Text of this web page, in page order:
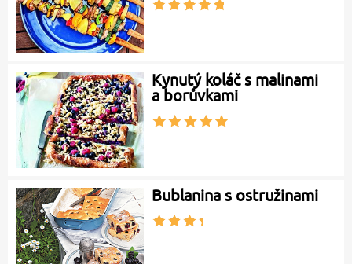
Kynutý koláč s malinami
a borůvkami
Bublanina s ostružinami